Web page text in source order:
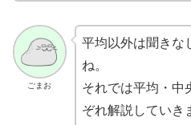
ごまお
平均以外は聞きな
ね。
それでは平均・中
ぞれ解説していき